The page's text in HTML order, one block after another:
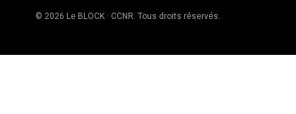
© 2026 Le BLOCK · CCNR. Tous droits réservés.